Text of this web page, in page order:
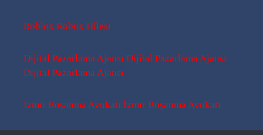
Roblox Robux Hilesi
Dijital Pazarlama Ajansı Dijital Pazarlama Ajansı
Dijital Pazarlama Ajansı
İzmir Boşanma Avukatı İzmir Boşanma Avukatı